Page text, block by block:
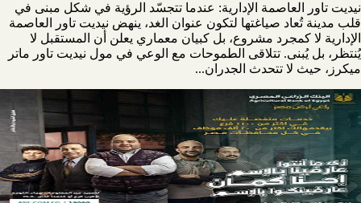
نيديت تاور العاصمة الإدارية: عندما تتجسّد الرؤية في شكل مبنى في
قلب مدينة تُعاد صياغتها لتكون عنوان الغد، ينهض نيديت تاور العاصمة
الإدارية لا كمجرد مشروع، بل كبيان معماري يعلن أن المستقبل لا
يُنتظر، بل يُبنى. تتلاقى الطموحات مع الوعي في مول نيديت تاور ماتر
ميكرز، حيث لا تتحدث الجدران...